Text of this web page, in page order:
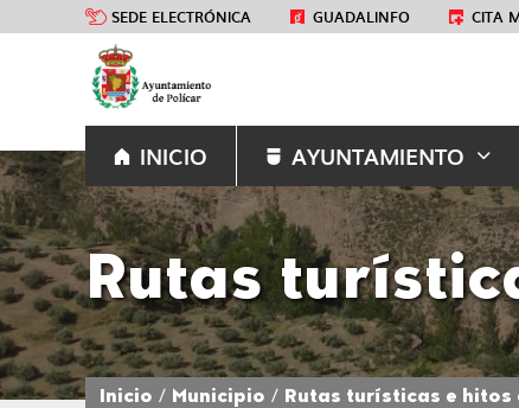
SEDE ELECTRÓNICA GUADALINFO CITA
INICIO AYUNTAMIENTO
Rutas
Inicio Municipio Rutas turísticas e hitos